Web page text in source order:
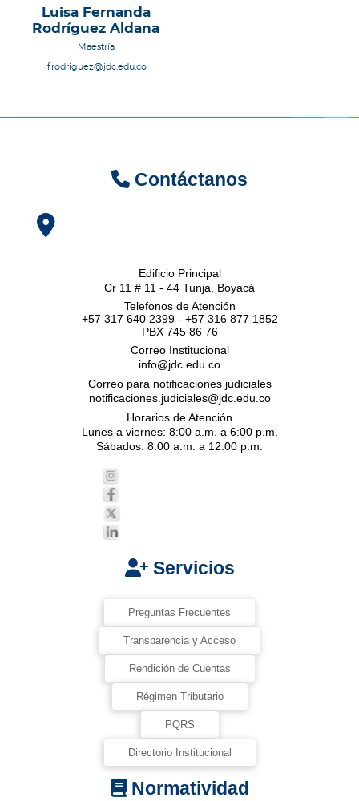
Luisa Fernanda
Rodríguez Aldana
Maestría
lfrodriguez@jdc.edu.co
Contáctanos
Edificio Principal
Cr 11 # 11 - 44 Tunja, Boyacá
Telefonos de Atención
+57 317 640 2399 - +57 316 877 1852
PBX 745 86 76
Correo Institucional
info@jdc.edu.co
Correo para notificaciones judiciales
notificaciones.judiciales@jdc.edu.co
Horarios de Atención
Lunes a viernes: 8:00 a.m. a 6:00 p.m.
Sábados: 8:00 a.m. a 12:00 p.m.
Servicios
Preguntas Frecuentes
Transparencia y Acceso
Rendición de Cuentas
Régimen Tributario
PQRS
Directorio Institucional
Normatividad